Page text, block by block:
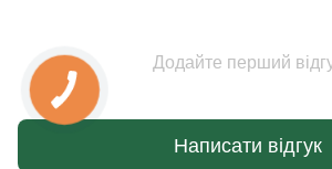
Додайте перший
Написати відгук